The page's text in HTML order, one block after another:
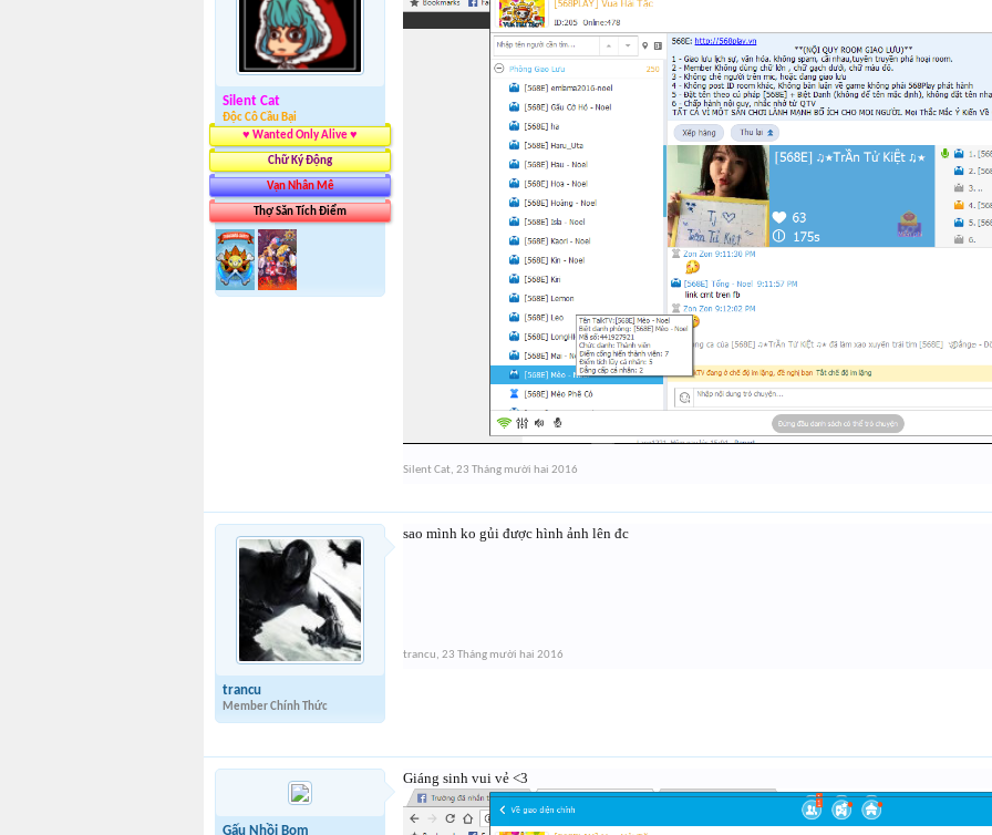
Silent Cat
Độc Cô Cầu Bại
♥ Wanted Only Alive ♥
Chữ Ký Động
Vạn Nhân Mê
Thợ Săn Tích Điểm
Silent Cat, 23 Tháng mười hai 2016
trancu
Member Chính Thức
sao mình ko gủi được hình ảnh lên đc
trancu, 23 Tháng mười hai 2016
Gấu Nhồi Bom
Giáng sinh vui vẻ <3